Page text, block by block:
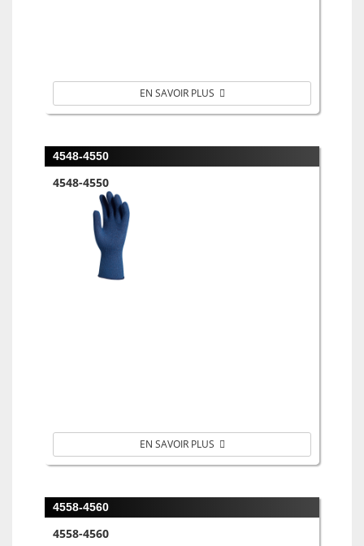
EN SAVOIR PLUS
4548-4550
4548-4550
EN SAVOIR PLUS
4558-4560
4558-4560